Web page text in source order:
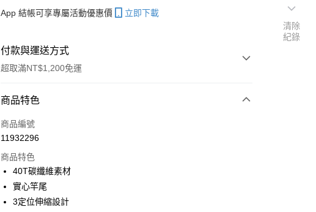
App 結帳可享專屬活動優惠價 立即下載
付款與運送方式
超取滿NT$1,200免運
付款方式
信用卡一次付款
3 期 0 利率 每期
合作金庫商業銀行
華南商業銀行
超商取貨付款
商品特色
商品編號
11932296
商品特色
40T碳纖維素材
實心竿尾
3定位伸縮設計
清除
紀錄